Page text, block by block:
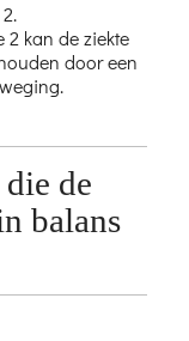
2 kan de ziekte
door een
de
balans